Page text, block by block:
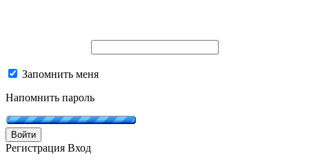
Запомнить меня
Напомнить пароль
Войти
Регистрация Вход